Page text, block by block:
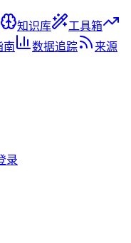
知识库
工具箱
南 数据追踪
来源
录